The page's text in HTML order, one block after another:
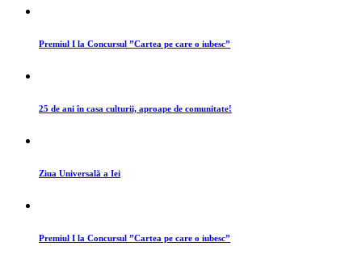
Premiul I la Concursul ”Cartea pe care o iubesc”
25 de ani în casa culturii, aproape de comunitate!
Ziua Universală a Iei
Premiul I la Concursul ”Cartea pe care o iubesc”